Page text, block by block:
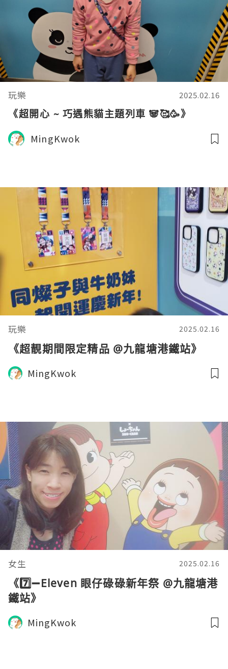
玩樂 2025.02.16
《超開心 ~ 巧遇熊貓主題列車 🐼🥰🥳》
MingKwok
玩樂 2025.02.16
《超靚期間限定精品 @九龍塘港鐵站》
MingKwok
女生 2025.02.16
《7️⃣➖Eleven 眼仔碌碌新年祭 @九龍塘港
鐵站》
MingKwok